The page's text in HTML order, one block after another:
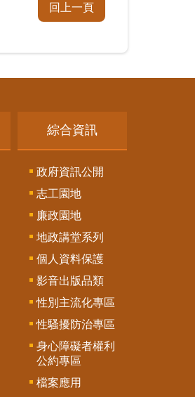
回上一頁
綜合資訊
政府資訊公開
志工園地
廉政園地
地政講堂系列
個人資料保護
影音出版品類
性別主流化專區
性騷擾防治專區
身心障礙者權利
公約專區
檔案應用